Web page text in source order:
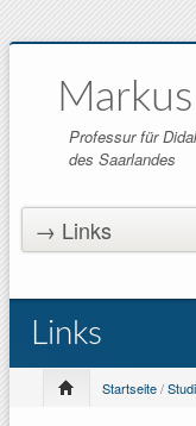
Professur für
des Saarlandes
Links
Startseite/